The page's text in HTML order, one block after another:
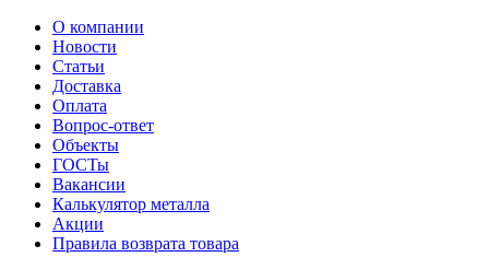
О компании
Новости
Статьи
Доставка
Оплата
Вопрос-ответ
Объекты
ГОСТы
Вакансии
Калькулятор металла
Акции
Правила возврата товара